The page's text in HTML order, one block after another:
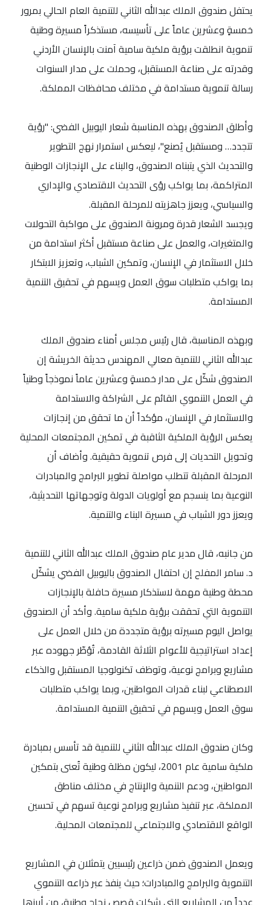
يحتفل صندوق الملك عبدالله الثاني للتنمية العام الحالي بمرور
خمسةٍ وعشرين عاماً على تأسيسه، مستذكراً مسيرة وطنية
تنموية انطلقت برؤية ملكية سامية آمنت بالإنسان الأردني
وقدرته على صناعة المستقبل، وحملت على مدار السنوات
رسالة تنموية مستدامة في مختلف محافظات المملكة.
وأطلق الصندوق بهذه المناسبة شعار اليوبيل الفضي: "رؤية
تتجدد… ومستقبل يُصنع"، ليعكس استمرار نهج التطوير
والتحديث الذي يتبناه الصندوق، والبناء على الإنجازات الوطنية
المتراكمة، بما يواكب رؤى التحديث الاقتصادي والإداري
والسياسي، ويعزز جاهزيته للمرحلة المقبلة.
ويجسد الشعار قدرة ومرونة الصندوق على مواكبة التحولات
والمتغيرات، والعمل على صناعة مستقبل أكثر استدامة من
خلال الاستثمار في الإنسان، وتمكين الشباب، وتعزيز الابتكار
بما يواكب متطلبات سوق العمل ويسهم في تحقيق التنمية
المستدامة.
وبهذه المناسبة، قال رئيس مجلس أمناء صندوق الملك
عبدالله الثاني للتنمية معالي المهندس حديثة الخريشة إن
الصندوق شكّل على مدار خمسةٍ وعشرين عاماً نموذجاً وطنياً
في العمل التنموي القائم على الشراكة والاستدامة
والاستثمار في الإنسان، مؤكداً أن ما تحقق من إنجازات
يعكس الرؤية الملكية الثاقبة في تمكين المجتمعات المحلية
وتحويل التحديات إلى فرص تنموية حقيقية. وأضاف أن
المرحلة المقبلة تتطلب مواصلة تطوير البرامج والمبادرات
النوعية بما ينسجم مع أولويات الدولة وتوجهاتها التحديثية،
ويعزز دور الشباب في مسيرة البناء والتنمية.
من جانبه، قال مدير عام صندوق الملك عبدالله الثاني للتنمية
د. سامر المفلح إن احتفال الصندوق باليوبيل الفضي يشكّل
محطة وطنية مهمة لاستذكار مسيرة حافلة بالإنجازات
التنموية التي تحققت برؤية ملكية سامية. وأكد أن الصندوق
يواصل اليوم مسيرته برؤية متجددة من خلال العمل على
إعداد استراتيجية للأعوام الثلاثة القادمة، تُؤطّر جهوده عبر
مشاريع وبرامج نوعية، وتوظف تكنولوجيا المستقبل والذكاء
الاصطناعي لبناء قدرات المواطنين، وبما يواكب متطلبات
سوق العمل ويسهم في تحقيق التنمية المستدامة.
وكان صندوق الملك عبدالله الثاني للتنمية قد تأسس بمبادرة
ملكية سامية عام 2001، ليكون مظلة وطنية تُعنى بتمكين
المواطنين، ودعم التنمية والإنتاج في مختلف مناطق
المملكة، عبر تنفيذ مشاريع وبرامج نوعية تسهم في تحسين
الواقع الاقتصادي والاجتماعي للمجتمعات المحلية.
ويعمل الصندوق ضمن ذراعين رئيسيين يتمثلان في المشاريع
التنموية والبرامج والمبادرات؛ حيث ينفذ عبر ذراعه التنموي